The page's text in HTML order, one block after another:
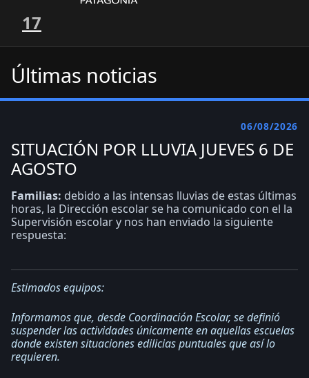
17
Últimas noticias
06/08/2026
SITUACIÓN POR LLUVIA JUEVES 6 DE
AGOSTO
Familias: debido a las intensas lluvias de estas últimas
horas, la Dirección escolar se ha comunicado con el la
Supervisión escolar y nos han enviado la siguiente
respuesta:
Estimados equipos:
Informamos que, desde Coordinación Escolar, se definió
suspender las actividades únicamente en aquellas escuelas
donde existen situaciones edilicias puntuales que así lo
requieren.